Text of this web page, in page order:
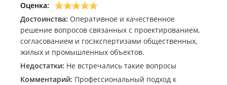
Оценка:
Достоинства: Оперативное и качественное
решение вопросов связанных с проектированием,
согласованием и госэкспертизами общественных,
жилых и промышленных объектов.
Недостатки: Не встречались такие вопросы
Комментарий: Профессиональный подход к